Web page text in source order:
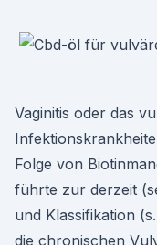
Vaginitis oder das
Folge von
führte zur derzeit
und Klassifikation
die chronischen